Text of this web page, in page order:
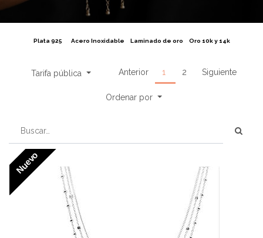
Plata 925 Acero Inoxidable Laminado de oro Oro 10k y 14k
Tarifa pública Anterior 1 2 Siguiente
Ordenar por
Nuevo